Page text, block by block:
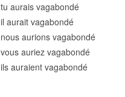
tu aurais vagabondé
il aurait vagabondé
nous aurions vagabondé
vous auriez vagabondé
ils auraient vagabondé